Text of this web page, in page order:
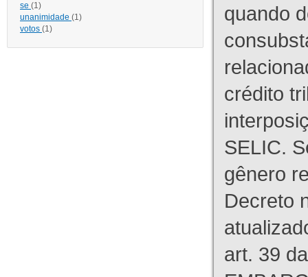
se (1)
unanimidade (1)
votos (1)
quando
crédito
SELIC.
gênero
Decreto
art. 39